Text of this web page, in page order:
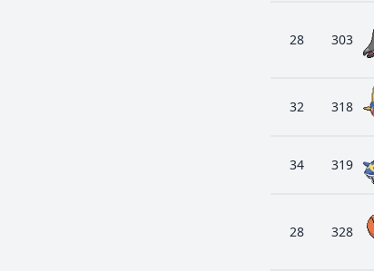
28 303
32 318
34 319
28 328